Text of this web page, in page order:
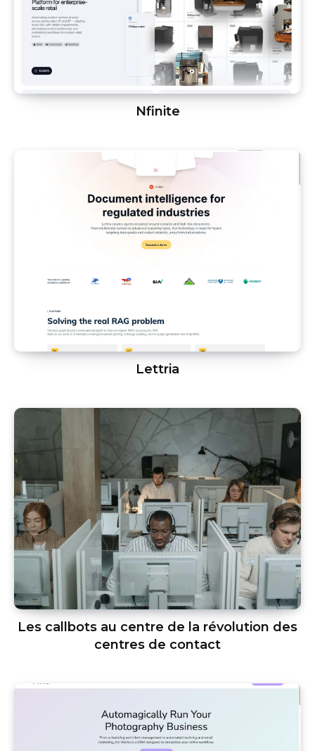
Nfinite
Lettria
Les callbots au centre de la révolution des
centres de contact